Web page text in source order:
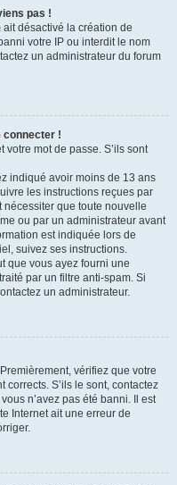
pas !
ait désactivé la création de
votre IP ou interdit le nom
un administrateur du forum
connecter !
votre mot de passe. S’ils sont
indiqué avoir moins de 13 ans
les instructions reçues par
que toute nouvelle
ou par un administrateur avant
est indiquée lors de
suivez ses instructions.
que vous ayez fourni une
par un filtre anti-spam. Si
un administrateur.
vérifiez que votre
corrects. S’ils le sont, contactez
n’avez pas été banni. Il est
Internet ait une erreur de